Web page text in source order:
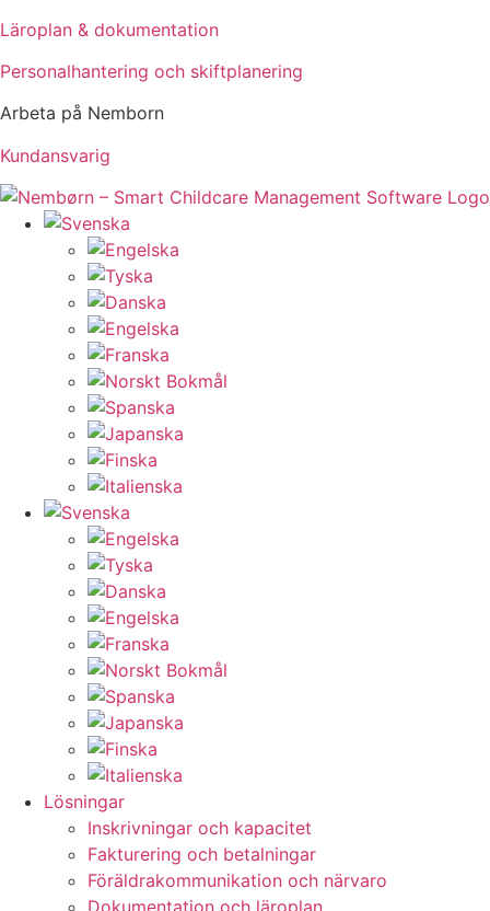
Läroplan & dokumentation
Personalhantering och skiftplanering
Arbeta på Nemborn
Kundansvarig
Lösningar
Inskrivningar och kapacitet
Fakturering och betalningar
Föräldrakommunikation och närvaro